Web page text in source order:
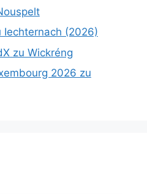
Iechternach (2026)
zu Wickréng
2026 zu